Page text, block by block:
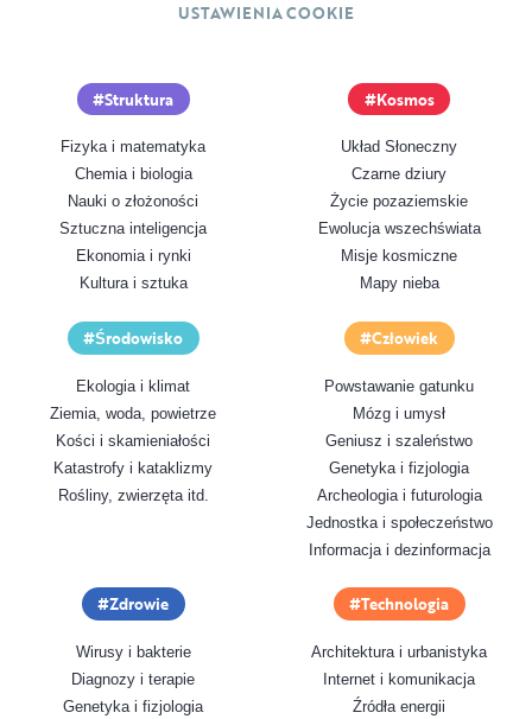
Struktura
Fizyka i matematyka
Chemia i biologia
Nauki o złożoności
Sztuczna inteligencja
Ekonomia i rynki
Kultura i sztuka
Kosmos
Układ Słoneczny
Czarne dziury
Życie pozaziemskie
Ewolucja wszechświata
Misje kosmiczne
Mapy nieba
Środowisko
Ekologia i klimat
Ziemia, woda, powietrze
Kości i skamieniałości
Katastrofy i kataklizmy
Rośliny, zwierzęta itd.
Człowiek
Powstawanie gatunku
Mózg i umysł
Geniusz i szaleństwo
Genetyka i fizjologia
Archeologia i futurologia
Jednostka i społeczeństwo
Informacja i dezinformacja
Zdrowie
Wirusy i bakterie
Diagnozy i terapie
Genetyka i fizjologia
Technologia
Architektura i urbanistyka
Internet i komunikacja
Źródła energii
USTAWIENIA COOKIE